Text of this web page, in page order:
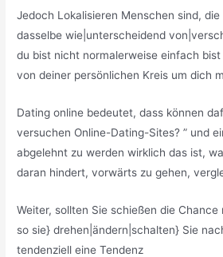
Jedoch Lokalisieren Menschen sind,
dasselbe wie|unterscheidend
du bist nicht normalerweise einfach
von deiner persönlichen Kreis um dich
Dating online bedeutet, dass können
versuchen Online-Dating-Sites? ” und
abgelehnt zu werden wirklich das ist,
daran hindert, vorwärts zu gehen,
Weiter, sollten Sie schießen die
so sie} drehen|ändern|schalten} Sie
tendenziell eine Tendenz